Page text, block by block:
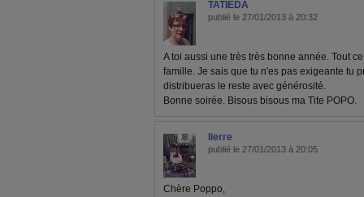
TATIEDA
publié le 27/01/2013 à 20:32
A toi aussi une très très bonne année. Tout
famille. Je sais que tu n'es pas exigeante tu
distribueras le reste avec générosité.
Bonne soirée. Bisous bisous ma Tite POPO.
lierre
publié le 27/01/2013 à 20:05
Chère Poppo,